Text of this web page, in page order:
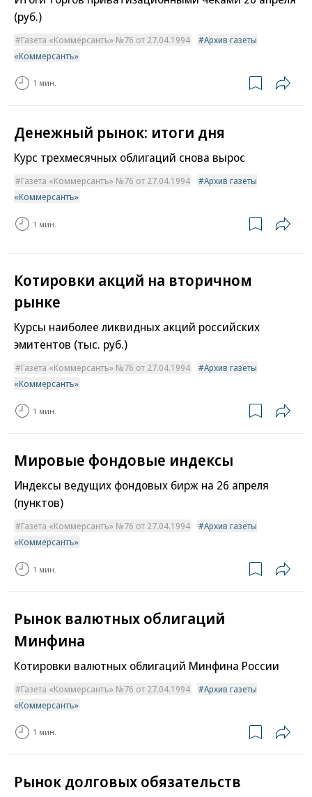
(руб.)
Газета «Коммерсантъ» №76 от 27.04.1994
Архив газеты
«Коммерсантъ»
1 мин.
Денежный рынок: итоги дня
Курс трехмесячных облигаций снова вырос
Газета «Коммерсантъ» №76 от 27.04.1994
Архив газеты
«Коммерсантъ»
1 мин.
Котировки акций на вторичном
рынке
Курсы наиболее ликвидных акций российских
эмитентов (тыс. руб.)
Газета «Коммерсантъ» №76 от 27.04.1994
Архив газеты
«Коммерсантъ»
1 мин.
Мировые фондовые индексы
Индексы ведущих фондовых бирж на 26 апреля
(пунктов)
Газета «Коммерсантъ» №76 от 27.04.1994
Архив газеты
«Коммерсантъ»
1 мин.
Рынок валютных облигаций
Минфина
Котировки валютных облигаций Минфина России
Газета «Коммерсантъ» №76 от 27.04.1994
Архив газеты
«Коммерсантъ»
1 мин.
Рынок долговых обязательств